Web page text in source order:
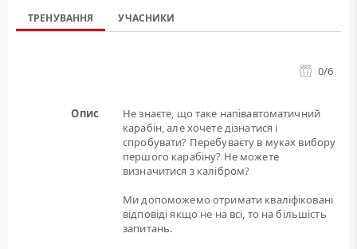
ТРЕНУВАННЯ УЧАСНИКИ
0/6
Опис
Не знаєте, що таке напівавтоматичний
карабін, але хочете дізнатися і
спробувати? Перебуваєту в муках вибору
першого карабіну? Не можете
визначитися з калібром?
Ми допоможемо отримати кваліфіковані
відповіді якщо не на всі, то на більшість
запитань.